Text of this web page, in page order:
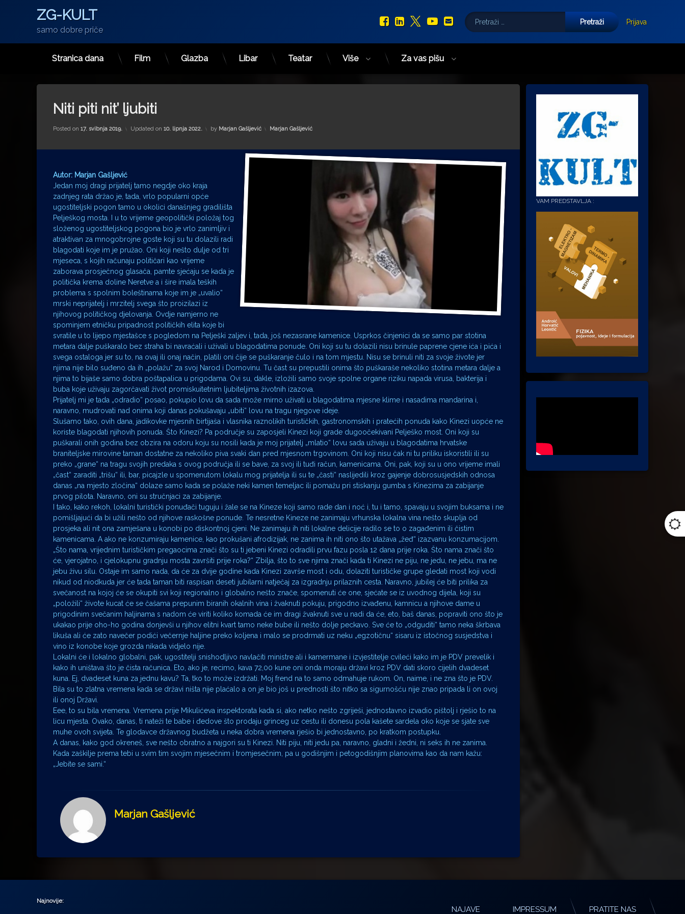
ZG-KULT
samo dobre priče
Facebook
LinkedIn
X.com
YouTube
E-mail
Pretraži:
Prijava
Stranica dana Film Glazba Libar Teatar Više Za vas pišu
Niti piti nit’ ljubiti
Posted on 17. svibnja 2019. Updated on 10. lipnja 2022. by Marjan Gašljević Kategorije:
Marjan Gašljević
Autor: Marjan Gašljević
Jedan moj dragi prijatelj tamo negdje oko kraja
zadnjeg rata držao je, tada, vrlo popularni opće
ugostiteljski pogon tamo u okolici današnjeg gradilišta
Pelješkog mosta. I u to vrijeme geopolitički položaj tog
složenog ugostiteljskog pogona bio je vrlo zanimljiv i
atraktivan za mnogobrojne goste koji su tu dolazili radi
blagodati koje im je pružao. Oni koji nešto dulje od tri
mjeseca, s kojih računaju političari kao vrijeme
zaborava prosječnog glasača, pamte sjećaju se kada je
politička krema doline Neretve a i šire imala teških
problema s spolnim boleštinama koje im je „uvalio“
mrski neprijatelj i mrzitelj svega što proizilazi iz
njihovog političkog djelovanja. Ovdje namjerno ne
spominjem etničku pripadnost političkih elita koje bi
svratile u to lijepo mjestašce s pogledom na Pelješki zaljev i, tada, još nezasrane kamenice. Usprkos činjenici da se samo par stotina
metara dalje puškaralo bez straha bi navraćali i uživali u blagodatima ponude. Oni koji su tu dolazili nisu brinule paprene cjene ića i pića i
svega ostaloga jer su to, na ovaj ili onaj način, platili oni čije se puškaranje čulo i na tom mjestu. Nisu se brinuli niti za svoje živote jer
njima nije bilo suđeno da ih „polažu“ za svoj Narod i Domovinu. Tu čast su prepustili onima što puškaraše nekoliko stotina metara dalje a
njima to bijaše samo dobra poštapalica u prigodama. Ovi su, dakle, izložili samo svoje spolne organe riziku napada virusa, bakterija i
buba koje uživaju zagorčavati život promiskuitetnim ljubiteljima životnih izazova.
Prijatelj mi je tada „odradio“ posao, pokupio lovu da sada može mirno uživati u blagodatima mjesne klime i nasadima mandarina i,
naravno, mudrovati nad onima koji danas pokušavaju „ubiti“ lovu na tragu njegove ideje.
Slušamo tako, ovih dana, jadikovke mjesnih birtijaša i vlasnika raznolikih turističkih, gastronomskih i pratećih ponuda kako Kinezi uopće ne
koriste blagodati njihovih ponuda. Što Kinezi? Pa područje su zaposjeli Kinezi koji grade dugoočekivani Pelješko most. Oni koji su
puškarali onih godina bez obzira na odoru koju su nosili kada je moj prijatelj „mlatio“ lovu sada uživaju u blagodatima hrvatske
braniteljske mirovine taman dostatne za nekoliko piva svaki dan pred mjesnom trgovinom. Oni koji nisu čak ni tu priliku iskoristili ili su
preko „grane“ na tragu svojih predaka s ovog područja ili se bave, za svoj ili tuđi račun, kamenicama. Oni, pak, koji su u ono vrijeme imali
„čast“ zaraditi „trišu“ ili, bar, picajzle u spomenutom lokalu mog prijatelja ili su te „časti“ naslijedili kroz gajenje dobrosusjedskih odnosa
danas „na mjesto zločina“ dolaze samo kada se polaže neki kamen temeljac ili pomažu pri stiskanju gumba s Kinezima za zabijanje
prvog pilota. Naravno, oni su stručnjaci za zabijanje.
I tako, kako rekoh, lokalni turistički ponuđači tuguju i žale se na Kineze koji samo rade dan i noć i, tu i tamo, spavaju u svojim buksama i ne
pomišljajući da bi užili nešto od njihove raskošne ponude. Te nesretne Kineze ne zanimaju vrhunska lokalna vina nešto skuplja od
prosjeka ali nit ona zamješana u konobi po diskontnoj cjeni. Ne zanimaju ih niti lokalne delicije radilo se to o zagađenim ili čistim
kamenicama. A ako ne konzumiraju kamenice, kao prokušani afrodizijak, ne zanima ih niti ono što utažava „žeđ“ izazvanu konzumacijom.
„Što nama, vrijednim turističkim pregaocima znači što su ti jebeni Kinezi odradili prvu fazu posla 12 dana prije roka. Što nama znači što
će, vjerojatno, i cjelokupnu gradnju mosta završiti prije roka?“ Zbilja, što to sve njima znači kada ti Kinezi ne piju, ne jedu, ne jebu, ma ne
jebu živu silu. Ostaje im samo nada, da će za dvije godine kada Kinezi završe most i odu, dolaziti turističke grupe gledati most koji vodi
nikud od niodkuda jer će tada taman biti raspisan deseti jubilarni natječaj za izgradnju prilaznih cesta. Naravno, jubilej će biti prilika za
svečanost na kojoj će se okupiti svi koji regionalno i globalno nešto znače, spomenuti će one, sjećate se iz uvodnog dijela, koji su
„položili“ živote kucat će se čašama prepunim biranih okalnih vina i žvaknuti pokuju, prigodno izvađenu, kamnicu a njihove dame u
prigodinim svečanim haljinama s nadom će viriti koliko komada će im dragi žvaknuti sve u nadi da će, eto, baš danas, popraviti ono što je
ukakao prije oho-ho godina donjevši u njihov elitni kvart tamo neke bube ili nešto dolje peckavo. Sve će to „odguditi“ tamo neka škrbava
likuša ali će zato navečer podići večernje haljine preko koljena i malo se prodrmati uz neku „egzotičnu“ sisaru iz istočnog susjedstva i
vino iz konobe koje grozda nikada vidjelo nije.
Lokalni će i lokalno globalni, pak, ugostitelji snishodljivo navlačiti ministre ali i kamermane i izvjestitelje cvileći kako im je PDV prevelik i
kako ih uništava što je čista računica. Eto, ako je, recimo, kava 72,00 kune oni onda moraju državi kroz PDV dati skoro cijelih dvadeset
kuna. Ej, dvadeset kuna za jednu kavu? Ta, tko to može izdržati. Moj frend na to samo odmahuje rukom. On, naime, i ne zna što je PDV.
Bila su to zlatna vremena kada se državi ništa nije plaćalo a on je bio još u prednosti što nitko sa sigurnošću nije znao pripada li on ovoj
ili onoj Državi.
Eee, to su bila vremena. Vremena prije Mikulićeva inspektorata kada si, ako netko nešto zgriješi, jednostavno izvadio pištolj i rješio to na
licu mjesta. Ovako, danas, ti nateži te babe i đedove što prodaju grinceg uz cestu ili donesu pola kašete sardela oko koje se sjate sve
muhe ovoh svijeta. Te glodavce državnog budžeta u neka dobra vremena rješio bi jednostavno, po kratkom postupku.
A danas, kako god okreneš, sve nešto obratno a najgori su ti Kinezi. Niti piju, niti jedu pa, naravno, gladni i žedni, ni seks ih ne zanima.
Kada zaškilje prema tebi u svim tim svojim mjesečnim i tromjesečnim, pa u godišnjim i petogodišnjim planovima kao da nam kažu:
„Jebite se sami.“
Marjan Gašljević
VAM PREDSTAVLJA :
Najnovije:
NAJAVE IMPRESSUM PRATITE NAS